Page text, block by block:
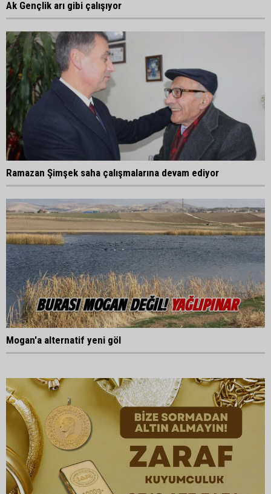
Ak Gençlik arı gibi çalışıyor
Ramazan Şimşek saha çalışmalarına devam ediyor
Mogan'a alternatif yeni göl